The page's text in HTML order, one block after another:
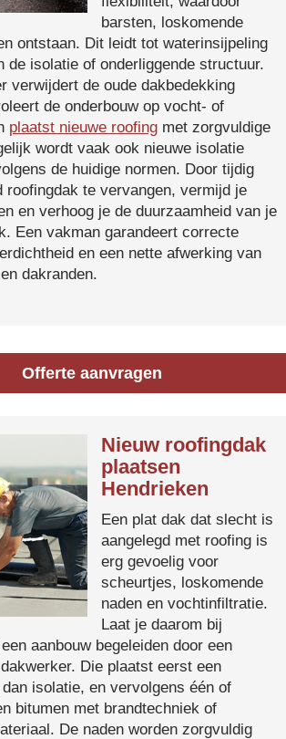
barsten, loskomende
ontstaan. Dit leidt tot waterinsijpeling
de isolatie of onderliggende structuur.
verwijdert de oude dakbedekking
de onderbouw op vocht- of
plaatst nieuwe roofing met zorgvuldige
wordt vaak ook nieuwe isolatie
de huidige normen. Door tijdig
roofingdak te vervangen, vermijd je
en verhoog je de duurzaamheid van je
Een vakman garandeert correcte
en een nette afwerking van
dakranden.
Offerte aanvragen
Nieuw roofingdak
plaatsen
Hendrieken
Een plat dak dat slecht is
aangelegd met roofing is
erg gevoelig voor
scheurtjes, loskomende
naden en vochtinfiltratie.
Laat je daarom bij
aanbouw begeleiden door een
Die plaatst eerst een
isolatie, en vervolgens één of
bitumen met brandtechniek of
De naden worden zorgvuldig